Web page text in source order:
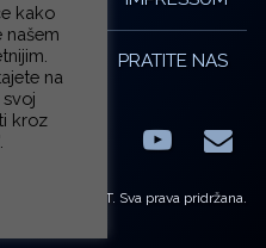
PRATITE NAS
LinkedIn E-
© ZG-KULT. Sva prava pridržana.
kako
našem
na
kroz